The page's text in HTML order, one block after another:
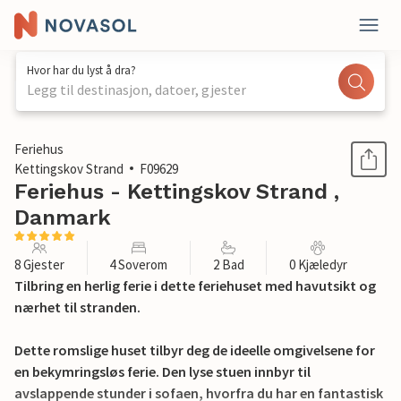
Hvor har du lyst å dra?
Legg til destinasjon, datoer, gjester
1 / 19
Feriehus
Kettingskov Strand
F09629
Feriehus - Kettingskov Strand ,
Danmark
8 Gjester 4 Soverom 2 Bad 0 Kjæledyr
Tilbring en herlig ferie i dette feriehuset med havutsikt og
nærhet til stranden.
Dette romslige huset tilbyr deg de ideelle omgivelsene for
en bekymringsløs ferie. Den lyse stuen innbyr til
avslappende stunder i sofaen, hvorfra du har en fantastisk